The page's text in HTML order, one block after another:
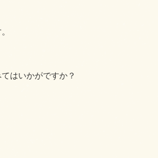
はいかがですか？